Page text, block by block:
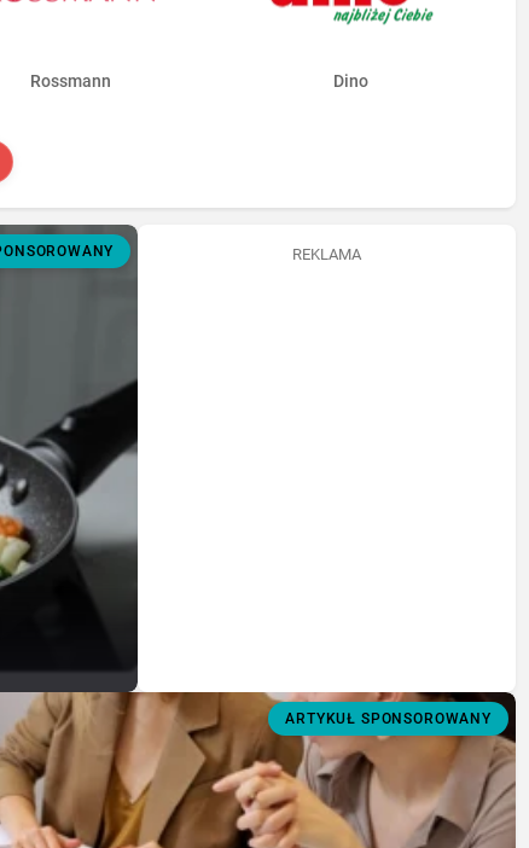
Rossmann Dino
REKLAMA
ARTYKUŁ SPONSOROWANY